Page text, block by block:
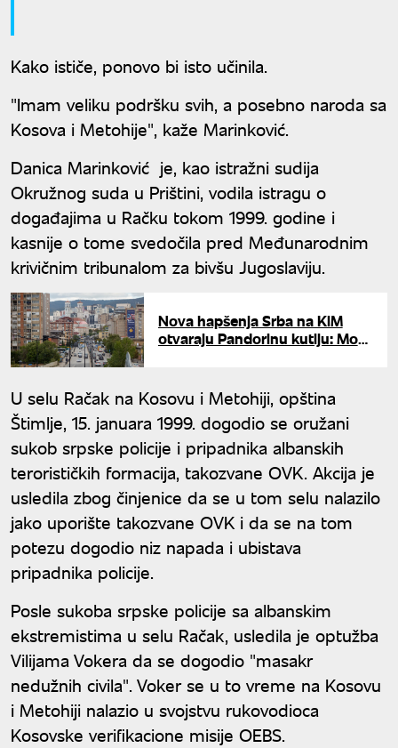
Kako ističe, ponovo bi isto učinila.
"Imam veliku podršku svih, a posebno naroda sa
Kosova i Metohije", kaže Marinković.
Danica Marinković je, kao istražni sudija
Okružnog suda u Prištini, vodila istragu o
događajima u Račku tokom 1999. godine i
kasnije o tome svedočila pred Međunarodnim
krivičnim tribunalom za bivšu Jugoslaviju.
Nova hapšenja Srba na KiM
otvaraju Pandorinu kutiju: Može
U selu Račak na Kosovu i Metohiji, opština
Štimlje, 15. januara 1999. dogodio se oružani
sukob srpske policije i pripadnika albanskih
terorističkih formacija, takozvane OVK. Akcija je
usledila zbog činjenice da se u tom selu nalazilo
jako uporište takozvane OVK i da se na tom
potezu dogodio niz napada i ubistava
pripadnika policije.
Posle sukoba srpske policije sa albanskim
ekstremistima u selu Račak, usledila je optužba
Vilijama Vokera da se dogodio "masakr
nedužnih civila". Voker se u to vreme na Kosovu
i Metohiji nalazio u svojstvu rukovodioca
Kosovske verifikacione misije OEBS.